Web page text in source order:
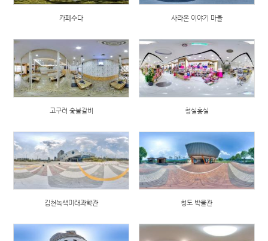
카페수다 사라온 이야기 마을
고구려 숯불갈비 청실홍실
김천녹색미래과학관 청도 박물관